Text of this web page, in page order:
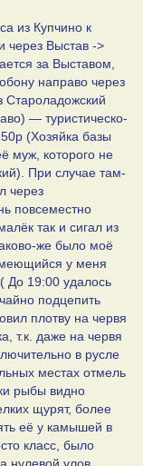
из Купчино к
через Выстав ->
за Выставом,
направо через
Староладожский
— туристическо-
(Хозяйка базы
муж, которого не
При случае там-
через
повсеместно
так и сигал из
же было моё
у меня
До 19:00 удалось
подцепить
плотву на червя
т.к. даже на червя
в русле
местах отмель
рыбы видно
щурят, более
её у камышей в
класс, было
нулевой улов,